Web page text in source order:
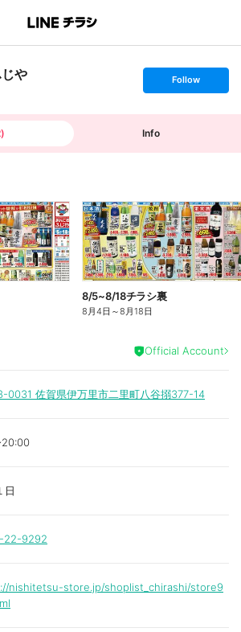
や s
t
o
Follow
) Info
8/5~8/18チラシ裏
8月4日 ～8月18日
Official Account
0031 佐賀県伊万里市二里町八谷搦377-14
日
22-9292
nishitetsu-store.jp/shoplist_chirashi/store9